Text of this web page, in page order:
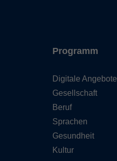
Programm
Digitale Angebote
Gesellschaft
Beruf
Sprachen
Gesundheit
Kultur